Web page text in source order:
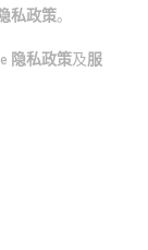
私政策。
隐私政策及服